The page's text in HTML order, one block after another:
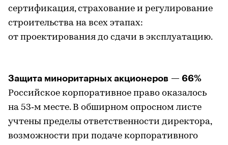
сертификация, страхование и регулирование
строительства на всех этапах:
от проектирования до сдачи в эксплуатацию.
Защита миноритарных акционеров — 66%
Российское корпоративное право оказалось
на 53‑м месте. В обширном опросном листе
учтены пределы ответственности директора,
возможности при подаче корпоративного